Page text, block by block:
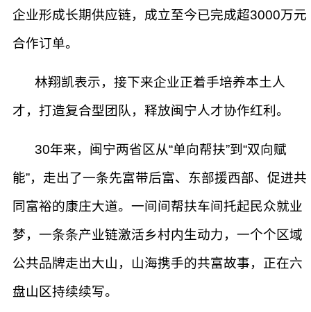
企业形成长期供应链，成立至今已完成超3000万元
合作订单。
林翔凯表示，接下来企业正着手培养本土人
才，打造复合型团队，释放闽宁人才协作红利。
30年来，闽宁两省区从“单向帮扶”到“双向赋
能”，走出了一条先富带后富、东部援西部、促进共
同富裕的康庄大道。一间间帮扶车间托起民众就业
梦，一条条产业链激活乡村内生动力，一个个区域
公共品牌走出大山，山海携手的共富故事，正在六
盘山区持续续写。